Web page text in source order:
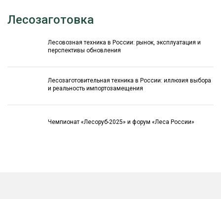
Лесозаготовка
Лесовозная техника в России: рынок, эксплуатация и
перспективы обновления
Лесозаготовительная техника в России: иллюзия выбора
и реальность импортозамещения
Чемпионат «Лесоруб-2025» и форум «Леса России»